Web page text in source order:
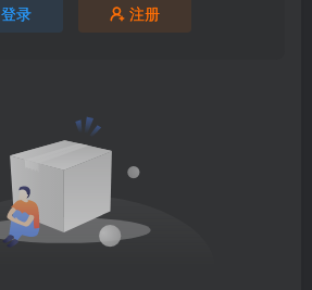
登录 注册